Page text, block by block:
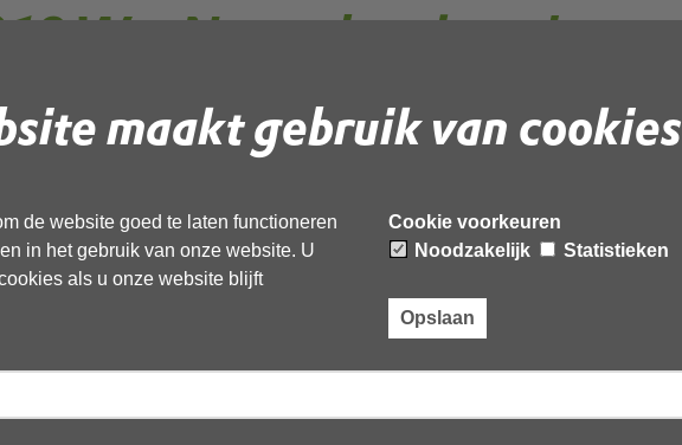
maakt gebruik van cookies
de website goed te laten functioneren
in het gebruik van onze website. U
als u onze website blijft
Cookie voorkeuren
Noodzakelijk
Statistieken
Opslaan
Wet Natuurbescherming
werkprotocol bij
Circuit Zandvoort